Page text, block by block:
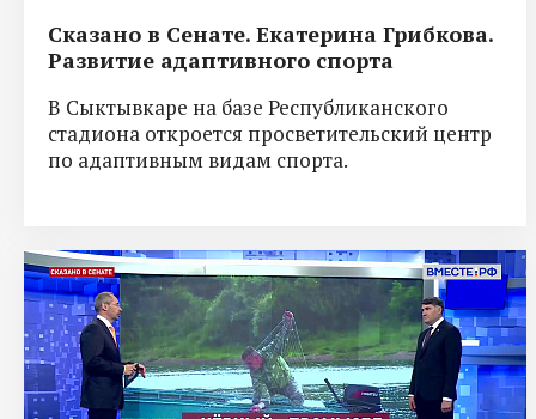
Сказано в Сенате. Екатерина Грибкова.
Развитие адаптивного спорта
В Сыктывкаре на базе Республиканского
стадиона откроется просветительский центр
по адаптивным видам спорта.